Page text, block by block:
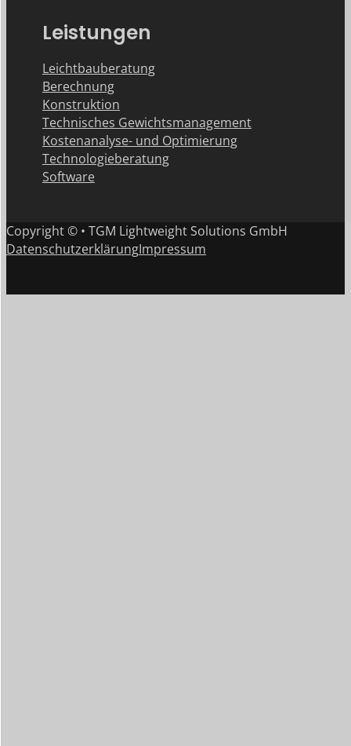
Leistungen
Leichtbauberatung
Berechnung
Konstruktion
Technisches Gewichtsmanagement
Kostenanalyse- und Optimierung
Technologieberatung
Software
Copyright © • TGM Lightweight Solutions GmbH
DatenschutzerklärungImpressum